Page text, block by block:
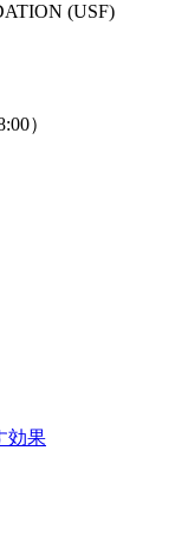
(USF)
）
効果